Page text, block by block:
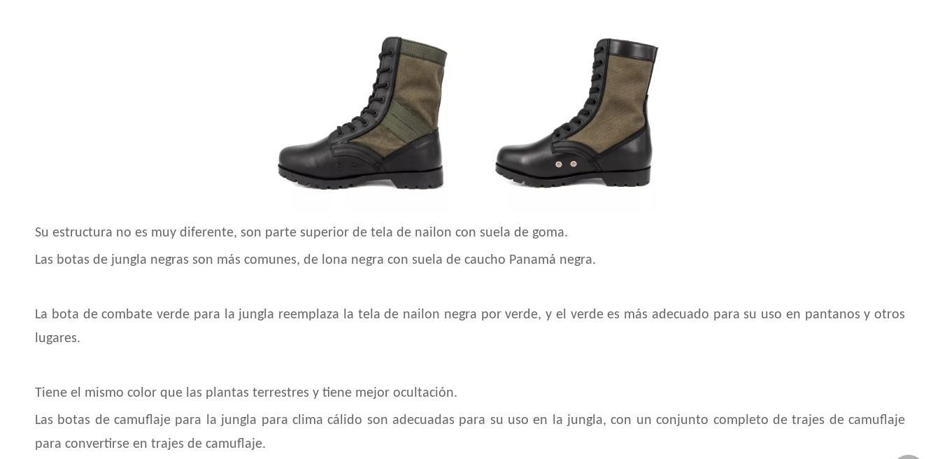
Su estructura no es muy diferente, son parte superior de tela de nailon con suela de goma.
Las botas de jungla negras son más comunes, de lona negra con suela de caucho Panamá negra.
La bota de combate verde para la jungla reemplaza la tela de nailon negra por verde, y el verde es más adecuado para su uso en pantanos y otros
lugares.
Tiene el mismo color que las plantas terrestres y tiene mejor ocultación.
Las botas de camuflaje para la jungla para clima cálido son adecuadas para su uso en la jungla, con un conjunto completo de trajes de camuflaje
para convertirse en trajes de camuflaje.